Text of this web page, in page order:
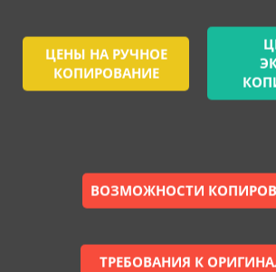
ЦЕНЫ НА РУЧНОЕ
КОПИРОВАНИЕ
ВОЗМОЖНОСТИ
ТРЕБОВАНИЯ К